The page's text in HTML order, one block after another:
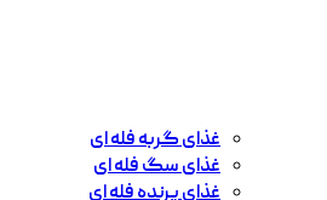
غذای گربه فله ای
غذای سگ فله ای
غذای پرنده فله ای